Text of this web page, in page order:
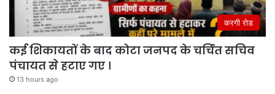
करगी रोड
कई शिकायतों के बाद कोटा जनपद के चर्चित सचिव
पंचायत से हटाए गए ।
13 hours ago